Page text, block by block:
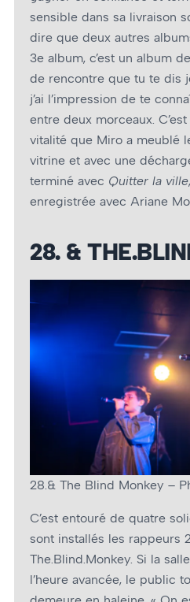
sensible dans sa livraison
dire que deux autres
3e album, c’est un album
de rencontre que tu te dis
j’ai l’impression de te
entre deux morceaux.
vitalité que Miro a meublé
vitrine et avec une
terminé avec Quitter la ville
enregistrée avec Ariane
28. &
28.& The Blind Monkey –
C’est entouré de quatre
sont installés les rappeurs
The.Blind.Monkey. Si la
l’heure avancée, le public